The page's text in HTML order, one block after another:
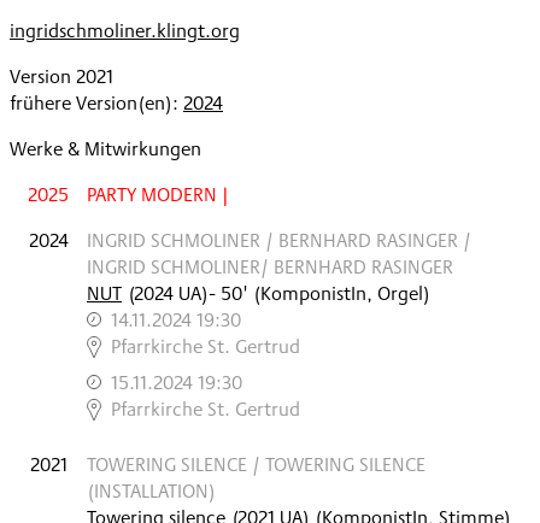
ingridschmoliner.klingt.org
Version 2021
frühere Version(en): 2024
Werke & Mitwirkungen
2025
PARTY MODERN |
2024
INGRID SCHMOLINER / BERNHARD RASINGER /
INGRID SCHMOLINER/ BERNHARD RASINGER
NUT (2024 UA)- 50' (KomponistIn, Orgel)
14.11.2024 19:30
,
Pfarrkirche St. Gertrud
15.11.2024 19:30
,
Pfarrkirche St. Gertrud
2021
TOWERING SILENCE / TOWERING SILENCE
(INSTALLATION)
Towering silence (2021 UA) (KomponistIn, Stimme)